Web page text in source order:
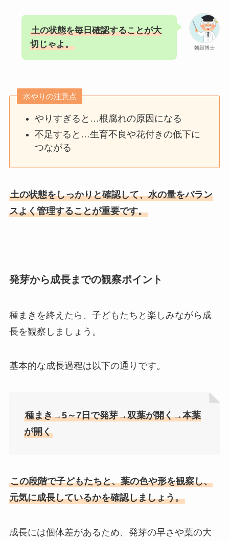
朝顔博士
土の状態を毎日確認することが大
切じゃよ。
水やりの注意点
やりすぎると…根腐れの原因になる
不足すると…生育不良や花付きの低下に
つながる
土の状態をしっかりと確認して、水の量をバラン
スよく管理することが重要です。
発芽から成長までの観察ポイント
種まきを終えたら、子どもたちと楽しみながら成
長を観察しましょう。
基本的な成長過程は以下の通りです。
種まき→5～7日で発芽→双葉が開く→本葉
が開く
この段階で子どもたちと、葉の色や形を観察し、
元気に成長しているかを確認しましょう。
成長には個体差があるため、発芽の早さや葉の大